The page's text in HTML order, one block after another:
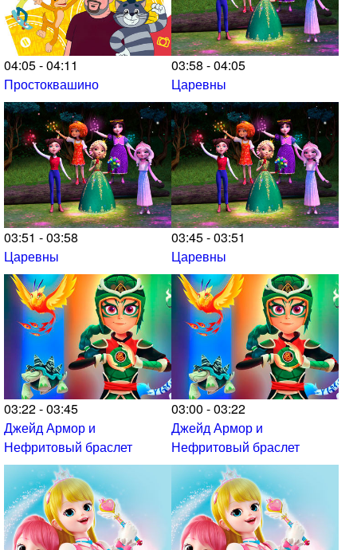
04:05 - 04:11
Простоквашино
03:58 - 04:05
Царевны
03:51 - 03:58
Царевны
03:45 - 03:51
Царевны
03:22 - 03:45
Джейд Армор и
Нефритовый браслет
03:00 - 03:22
Джейд Армор и
Нефритовый браслет